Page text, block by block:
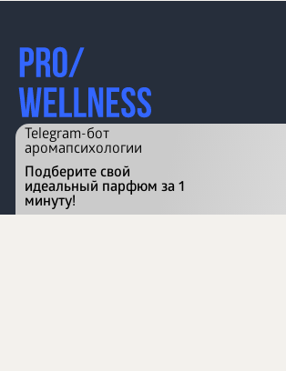
Перейти на сайт
Telegram-бот
аромапсихологии
Подберите свой
идеальный парфюм за 1
минуту!